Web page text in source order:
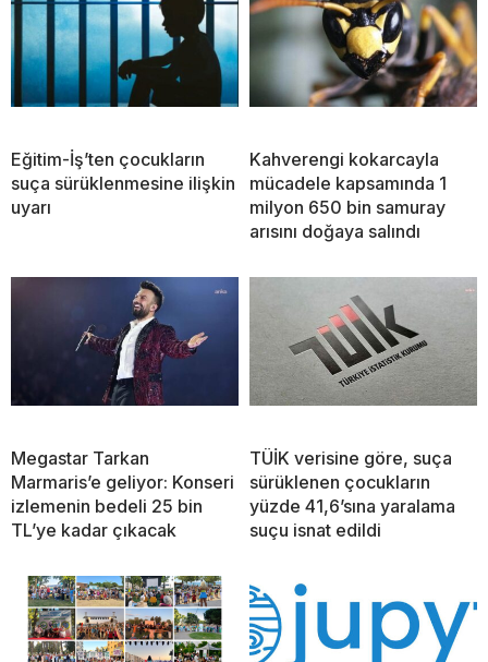
Eğitim-İş’ten çocukların
suça sürüklenmesine ilişkin
uyarı
Kahverengi kokarcayla
mücadele kapsamında 1
milyon 650 bin samuray
arısını doğaya salındı
Megastar Tarkan
Marmaris’e geliyor: Konseri
izlemenin bedeli 25 bin
TL’ye kadar çıkacak
TÜİK verisine göre, suça
sürüklenen çocukların
yüzde 41,6’sına yaralama
suçu isnat edildi